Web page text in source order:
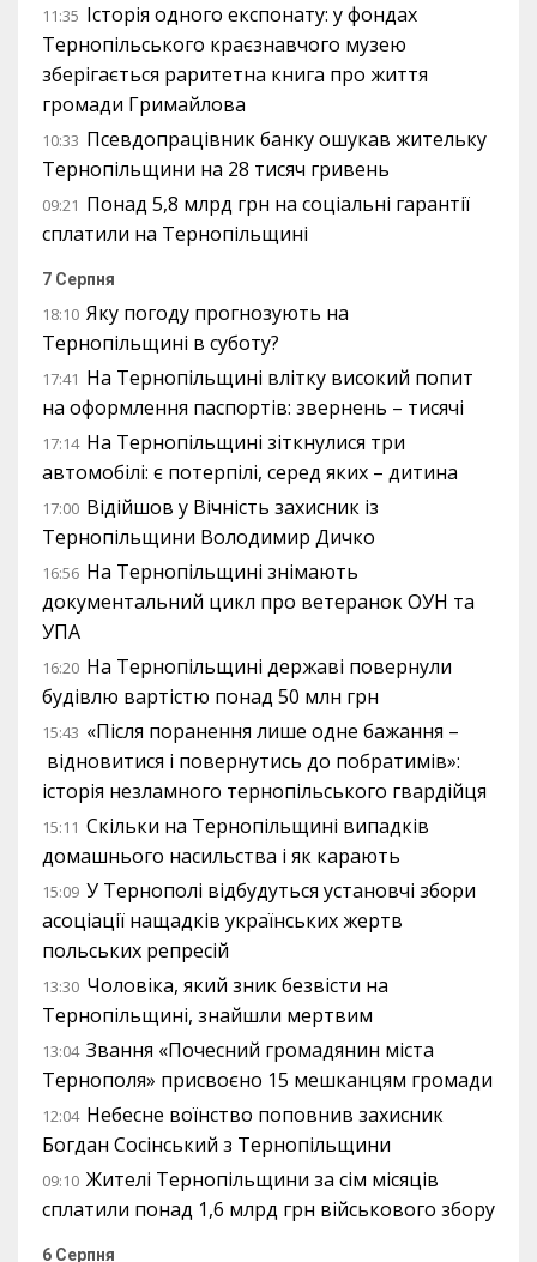
11:35 Історія одного експонату: у фондах
Тернопільського краєзнавчого музею
зберігається раритетна книга про життя
громади Гримайлова
10:33 Псевдопрацівник банку ошукав жительку
Тернопільщини на 28 тисяч гривень
09:21 Понад 5,8 млрд грн на соціальні гарантії
сплатили на Тернопільщині
7 Серпня
18:10 Яку погоду прогнозують на
Тернопільщині в суботу?
17:41 На Тернопільщині влітку високий попит
на оформлення паспортів: звернень – тисячі
17:14 На Тернопільщині зіткнулися три
автомобілі: є потерпілі, серед яких – дитина
17:00 Відійшов у Вічність захисник із
Тернопільщини Володимир Дичко
16:56 На Тернопільщині знімають
документальний цикл про ветеранок ОУН та
УПА
16:20 На Тернопільщині державі повернули
будівлю вартістю понад 50 млн грн
15:43 «Після поранення лише одне бажання –
відновитися і повернутись до побратимів»:
історія незламного тернопільського гвардійця
15:11 Скільки на Тернопільщині випадків
домашнього насильства і як карають
15:09 У Тернополі відбудуться установчі збори
асоціації нащадків українських жертв
польських репресій
13:30 Чоловіка, який зник безвісти на
Тернопільщині, знайшли мертвим
13:04 Звання «Почесний громадянин міста
Тернополя» присвоєно 15 мешканцям громади
12:04 Небесне воїнство поповнив захисник
Богдан Сосінський з Тернопільщини
09:10 Жителі Тернопільщини за сім місяців
сплатили понад 1,6 млрд грн військового збору
6 Серпня